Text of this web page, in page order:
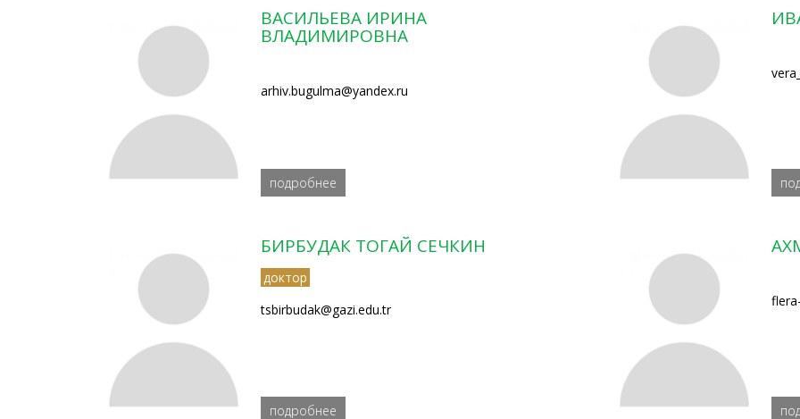
ВАСИЛЬЕВА ИРИНА
ВЛАДИМИРОВНА
arhiv.bugulma@yandex.ru
подробнее
БИРБУДАК ТОГАЙ СЕЧКИН
доктор
tsbirbudak@gazi.edu.tr
подробнее